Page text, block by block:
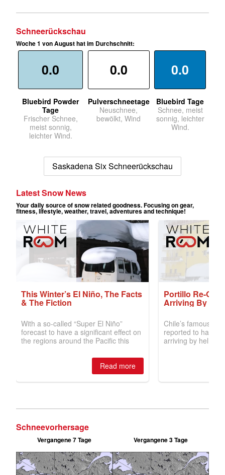
Schneerückschau
Woche 1 von August hat im Durchschnitt:
0.0
Bluebird Powder
Tage
Frischer Schnee,
meist sonnig,
leichter Wind.
0.0
Pulverschneetage
Neuschnee,
bewölkt, Wind
0.0
Bluebird Tage
Schnee, meist
sonnig, leichter
Wind.
Saskadena Six Schneerückschau
Schneevorhersage
Vergangene 7 Tage Vergangene 3 Tage